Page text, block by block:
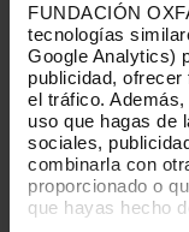
FUNDACIÓN
tecnologías
Google Analytics)
publicidad,
el tráfico.
uso que hagas de
sociales,
combinarla con
proporcionado o
que hayas hecho
18.05.2022
Un retard